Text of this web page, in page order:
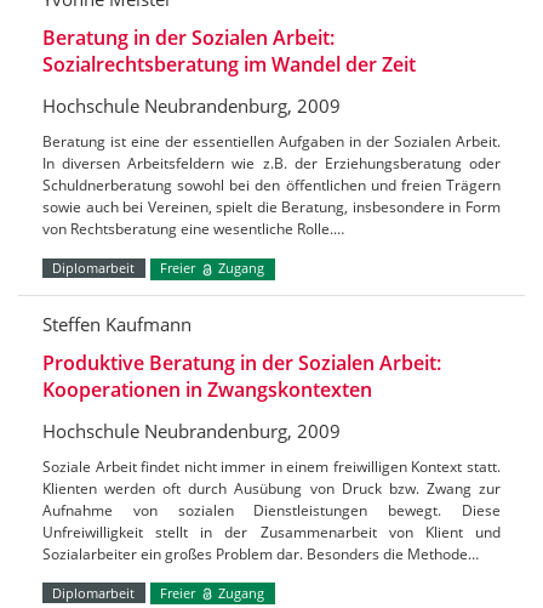
Beratung in der Sozialen Arbeit:
Sozialrechtsberatung im Wandel der Zeit
Hochschule Neubrandenburg, 2009
Beratung ist eine der essentiellen Aufgaben in der Sozialen Arbeit.
In diversen Arbeitsfeldern wie z.B. der Erziehungsberatung oder
Schuldnerberatung sowohl bei den öffentlichen und freien Trägern
sowie auch bei Vereinen, spielt die Beratung, insbesondere in Form
von Rechtsberatung eine wesentliche Rolle.…
Diplomarbeit Freier Zugang
Steffen Kaufmann
Produktive Beratung in der Sozialen Arbeit:
Kooperationen in Zwangskontexten
Hochschule Neubrandenburg, 2009
Soziale Arbeit findet nicht immer in einem freiwilligen Kontext statt.
Klienten werden oft durch Ausübung von Druck bzw. Zwang zur
Aufnahme von sozialen Dienstleistungen bewegt. Diese
Unfreiwilligkeit stellt in der Zusammenarbeit von Klient und
Sozialarbeiter ein großes Problem dar. Besonders die Methode…
Diplomarbeit Freier Zugang